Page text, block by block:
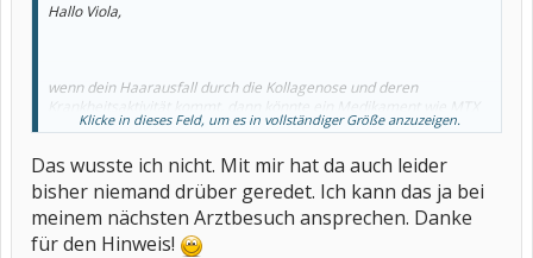
Hallo Viola,
wenn dein Haarausfall durch die Kollagenose und deren
Krankheitsaktivität kommt, dann könnte ein Medikament wie MTX
usw. aber auch das Gegenteil bewirken, nämlich das deine
wird.
Klicke in dieses Feld, um es in vollständiger Größe anzuzeigen.
Das wusste ich nicht. Mit mir hat da auch leider
bisher niemand drüber geredet. Ich kann das ja bei
meinem nächsten Arztbesuch ansprechen. Danke
für den Hinweis!